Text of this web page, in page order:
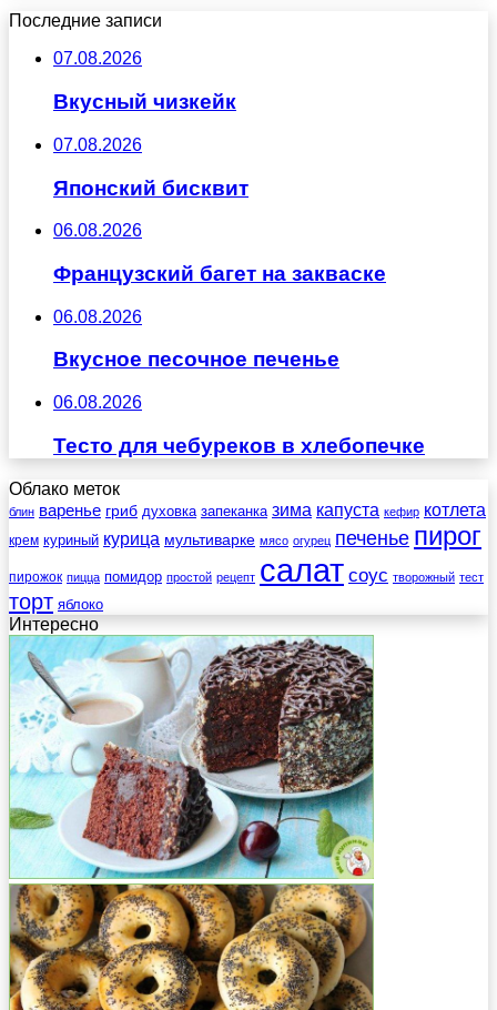
Последние записи
07.08.2026
Вкусный чизкейк
07.08.2026
Японский бисквит
06.08.2026
Французский багет на закваске
06.08.2026
Вкусное песочное печенье
06.08.2026
Тесто для чебуреков в хлебопечке
Облако меток
блин варенье гриб духовка запеканка зима капуста кефир котлета
крем куриный курица мультиварке мясо огурец печенье пирог
пирожок пицца помидор простой рецепт салат соус творожный тест
торт яблоко
Интересно